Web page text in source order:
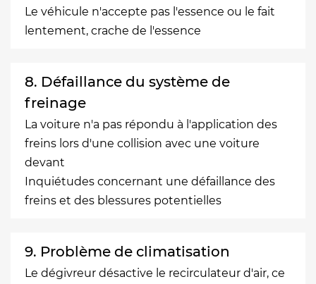
Le véhicule n'accepte pas l'essence ou le fait
lentement, crache de l'essence
8. Défaillance du système de
freinage
La voiture n'a pas répondu à l'application des
freins lors d'une collision avec une voiture
devant
Inquiétudes concernant une défaillance des
freins et des blessures potentielles
9. Problème de climatisation
Le dégivreur désactive le recirculateur d'air, ce